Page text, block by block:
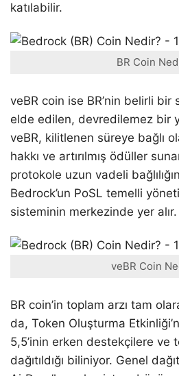
katılabilir.
BR Coin
veBR coin ise BR’nin belirli
elde edilen, devredilemez bir
veBR, kilitlenen süreye bağlı
hakkı ve artırılmış ödüller
protokole uzun vadeli
Bedrock’un PoSL temelli
sisteminin merkezinde yer alır.
veBR Coin
BR coin’in toplam arzı tam
da, Token Oluşturma
5,5’inin erken destekçilere ve
dağıtıldığı biliniyor. Genel